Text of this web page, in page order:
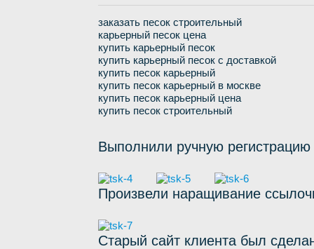
заказать песок строительный
карьерный песок цена
купить карьерный песок
купить карьерный песок с доставкой
купить песок карьерный
купить песок карьерный в москве
купить песок карьерный цена
купить песок строительный
Выполнили ручную регистрацию
Произвели наращивание
Старый сайт клиента был